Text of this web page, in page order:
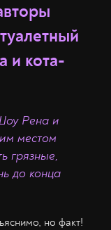
и кота-
Рена и
местом
грязные,
до конца
но факт!